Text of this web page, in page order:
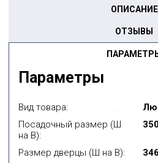
ОПИСАНИЕ
ОТЗЫВЫ
Параметры
Вид товара:
Посадочный размер (Ш
на В):
Размер дверцы (Ш на В):